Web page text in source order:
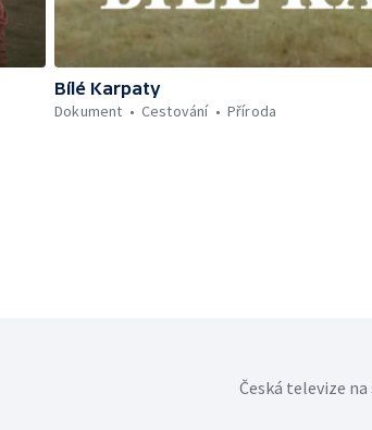
Bílé Karpaty
Dokument
Cestování Příroda
Česká televize